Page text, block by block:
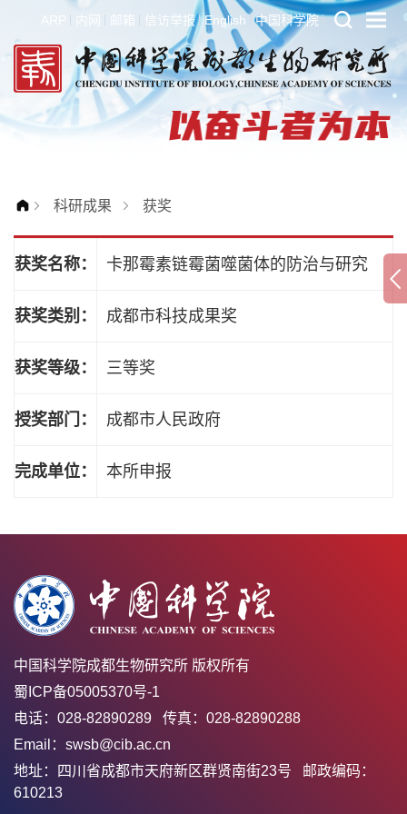
ARP 内网 邮箱 信访举报 English 中国科学院
科研成果 获奖
获奖名称： 卡那霉素链霉菌噬菌体的防治与研究
获奖类别： 成都市科技成果奖
获奖等级： 三等奖
授奖部门： 成都市人民政府
完成单位： 本所申报
中国科学院成都生物研究所 版权所有
蜀ICP备05005370号-1
电话：028-82890289 传真：028-82890288
Email：swsb@cib.ac.cn
地址：四川省成都市天府新区群贤南街23号 邮政编码：
610213